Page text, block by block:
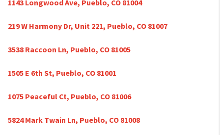
1143 Longwood Ave, Pueblo, CO 81004
219 W Harmony Dr, Unit 221, Pueblo, CO 81007
3538 Raccoon Ln, Pueblo, CO 81005
1505 E 6th St, Pueblo, CO 81001
1075 Peaceful Ct, Pueblo, CO 81006
5824 Mark Twain Ln, Pueblo, CO 81008